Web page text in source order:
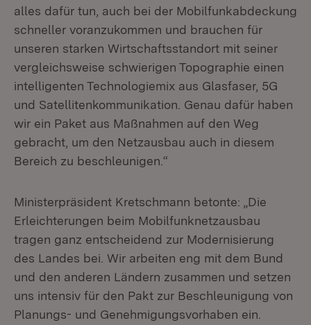
alles dafür tun, auch bei der Mobilfunkabdeckung
schneller voranzukommen und brauchen für
unseren starken Wirtschaftsstandort mit seiner
vergleichsweise schwierigen Topographie einen
intelligenten Technologiemix aus Glasfaser, 5G
und Satellitenkommunikation. Genau dafür haben
wir ein Paket aus Maßnahmen auf den Weg
gebracht, um den Netzausbau auch in diesem
Bereich zu beschleunigen.“
Ministerpräsident Kretschmann betonte: „Die
Erleichterungen beim Mobilfunknetzausbau
tragen ganz entscheidend zur Modernisierung
des Landes bei. Wir arbeiten eng mit dem Bund
und den anderen Ländern zusammen und setzen
uns intensiv für den Pakt zur Beschleunigung von
Planungs- und Genehmigungsvorhaben ein.